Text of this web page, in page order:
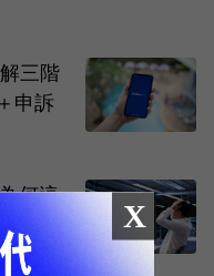
三階
申訴
何這
不敢
X